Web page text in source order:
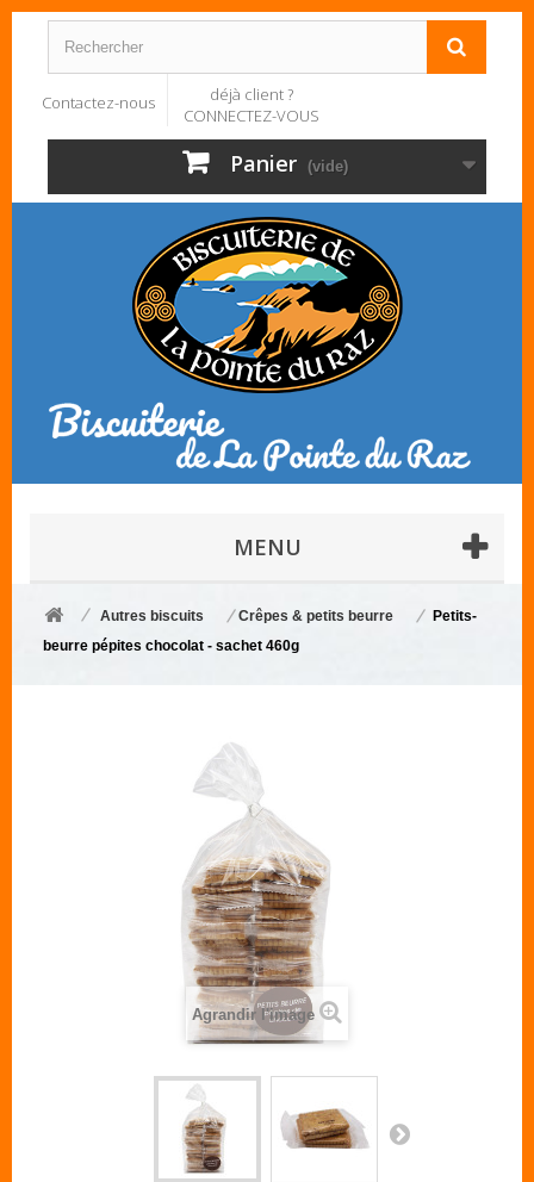
Contactez-nous
déjà client ?
CONNECTEZ-VOUS
Panier (vide)
MENU
Autres biscuits Crêpes & petits beurre
Petits-
beurre pépites chocolat - sachet 460g
Agrandir l'image